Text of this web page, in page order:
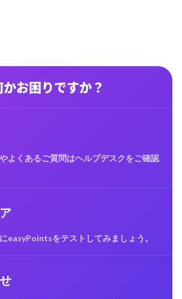
お困りですか？
よくあるご質問はヘルプデスクをご確認
easyPointsをテストしてみましょう。